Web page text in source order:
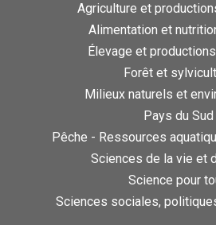
Agriculture et
Alimentation et
Élevage et
Forêt et
Milieux naturels et
Pays du Sud
Pêche - Ressources
Sciences de la vie et
Science pour
Sciences sociales,